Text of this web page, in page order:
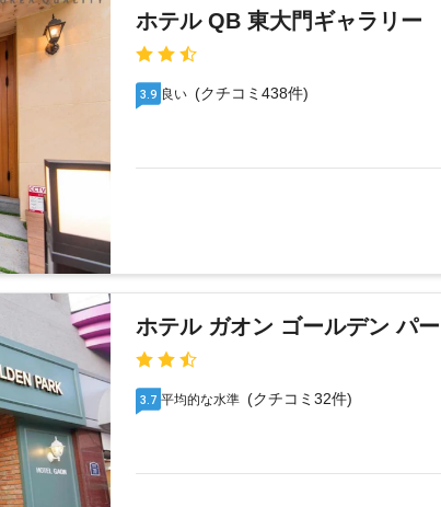
ホテル QB 東大門ギャラリー
3.9 良い (クチコミ438件)
ホテル ガオン ゴールデン パ
3.7 平均的な水準 (クチコミ32件)